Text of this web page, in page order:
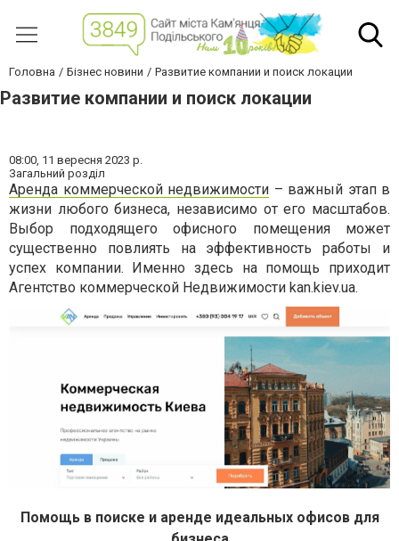
Головна Бізнес новини Развитие компании и поиск локации
Развитие компании и поиск локации
08:00, 11 вересня 2023 р.
Загальний розділ
Аренда коммерческой недвижимости – важный этап в
жизни любого бизнеса, независимо от его масштабов.
Выбор подходящего офисного помещения может
существенно повлиять на эффективность работы и
успех компании. Именно здесь на помощь приходит
Агентство коммерческой Недвижимости kan.kiev.ua.
Помощь в поиске и аренде идеальных офисов для